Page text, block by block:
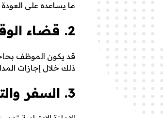
ا
د
ي
ما يساعده على
2. قضاء الوقت مع العائلة
قد يكون الموظف
ذلك خلال إجازات
3. السفر والترفيه